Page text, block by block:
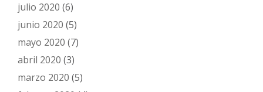
julio 2020 (6)
junio 2020 (5)
mayo 2020 (7)
abril 2020 (3)
marzo 2020 (5)